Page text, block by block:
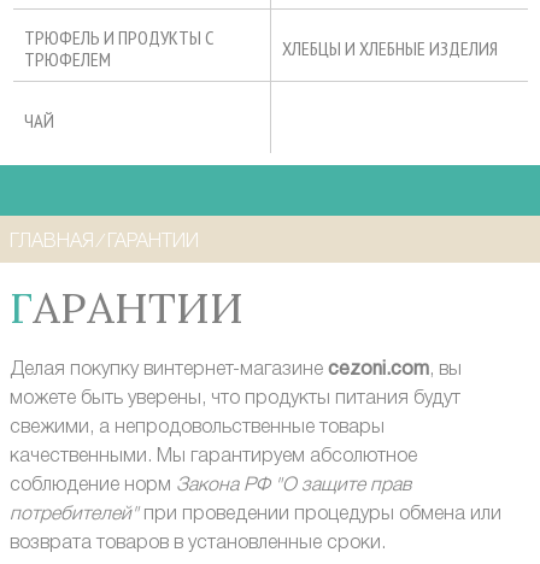
ТРЮФЕЛЬ И ПРОДУКТЫ С
ТРЮФЕЛЕМ
ХЛЕБЦЫ И ХЛЕБНЫЕ ИЗДЕЛИЯ
ЧАЙ
ГЛАВНАЯ ⁄ ГАРАНТИИ
ГАРАНТИИ
Делая покупку винтернет-магазине cezoni.com, вы
можете быть уверены, что продукты питания будут
свежими, а непродовольственные товары
качественными. Мы гарантируем абсолютное
соблюдение норм Закона РФ"О защите прав
потребителей"при проведении процедуры обмена или
возврата товаров в установленные сроки.